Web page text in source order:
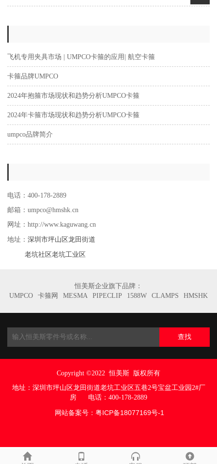
飞机专用夹具市场 | UMPCO卡箍的应用| 航空卡箍
卡箍品牌UMPCO
2024年抱箍市场现状和趋势分析UMPCO卡箍
2024年卡箍市场现状和趋势分析UMPCO卡箍
umpco品牌简介
电话：400-178-2889
邮箱：umpco@hmshk.cn
网址：http://www.kaguwang.cn
地址： 深圳市坪山区龙田街道
老坑社区老坑工业区
恒美斯企业旗下品牌：
UMPCO
卡箍网 MESMA PIPECLIP 1588W CLAMPS HMSHK
查找
Copyright ©2022 恒美斯 版权所有
地址： 深圳市坪山区龙田街道老坑工业区五巷2号宝盆工业园2#厂
房 电话：400-178-2889
网站备案号： 粤ICP备18077169号-1